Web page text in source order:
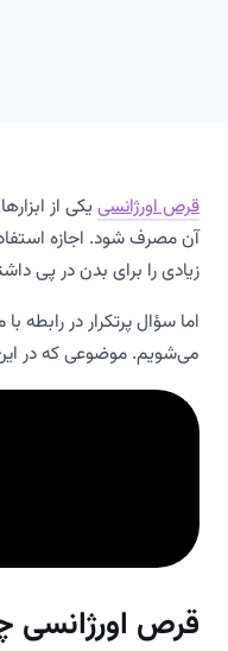
قرص اورژانسی یکی از
آن مصرف شود. اجازه
زیادی را برای بدن در پی
اما سؤال پرتکرار در
می‌شویم. موضوعی که در
قرص